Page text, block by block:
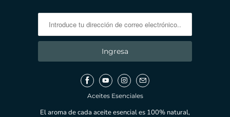
Aceites Esenciales
El aroma de cada aceite esencial es 100% natural,